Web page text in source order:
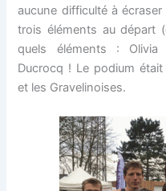
aucune difficulté à
trois éléments au départ
quels éléments :
Ducrocq ! Le podium
et les Gravelinoises.